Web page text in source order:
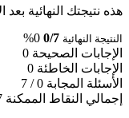
هذه نتيجتك النهائية بعد
النتيجة النهائية 0/7
0%
الإجابات الصحيحة 0
الإجابات الخاطئة 0
الأسئلة المجابة 0 / 7
إجمالي النقاط الممكنة 7